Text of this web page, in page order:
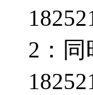
2：